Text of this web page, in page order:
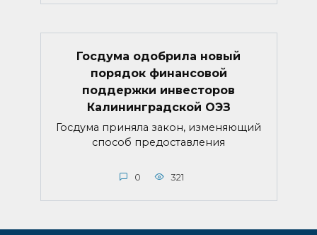
Госдума одобрила новый
порядок финансовой
поддержки инвесторов
Калининградской ОЭЗ
Госдума приняла закон, изменяющий
способ предоставления
0 321